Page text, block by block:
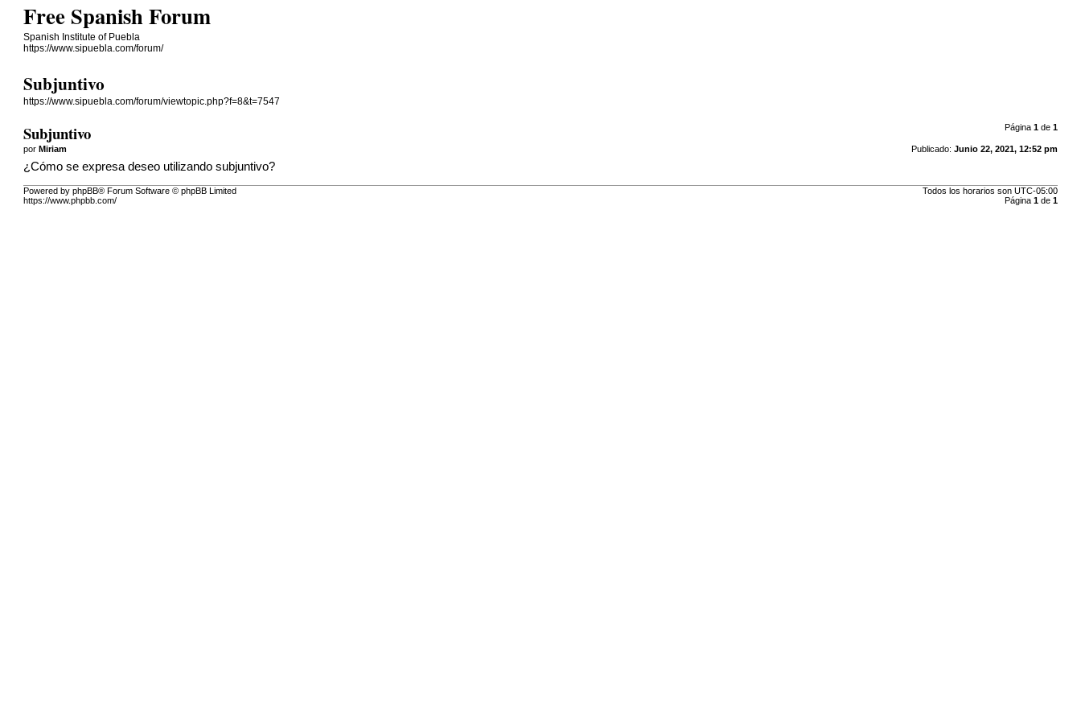
Free Spanish Forum
Spanish Institute of Puebla
https://www.sipuebla.com/forum/
Subjuntivo
https://www.sipuebla.com/forum/viewtopic.php?f=8&t=7547
Página 1de 1
Subjuntivo
Publicado: Junio 22, 2021, 12:52 pm
porMiriam
¿Cómo se expresa deseo utilizando subjuntivo?
Todos los horarios son UTC-05:00
Página 1de 1
Powered by phpBB® Forum Software © phpBB Limited
https://www.phpbb.com/